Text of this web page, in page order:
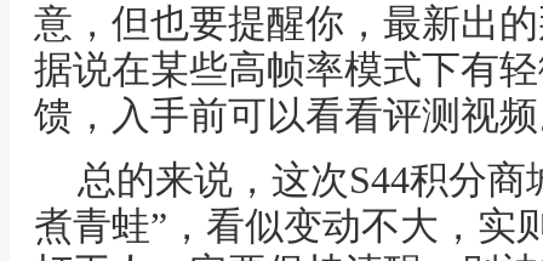
意，但也要提醒你，最新出
据说在某些高帧率模式下有
馈，入手前可以看看评测视
总的来说，这次S44积分
煮青蛙”，看似变动不大，实